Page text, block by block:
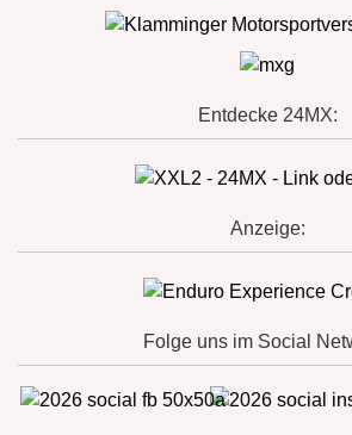
Entdecke 24MX:
Anzeige:
Folge uns im Social